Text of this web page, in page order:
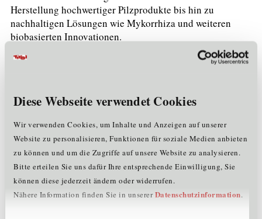
Diese Webseite verwendet Cookies
Wir verwenden Cookies, um Inhalte und Anzeigen auf unserer
Website zu personalisieren, Funktionen für soziale Medien anbieten
zu können und um die Zugriffe auf unsere Website zu analysieren.
Bitte erteilen Sie uns dafür Ihre entsprechende Einwilligung, Sie
können diese jederzeit ändern oder widerrufen.
Nähere Information finden Sie in unsererDatenschutzinformation.
Herstellung hochwertiger Pilzprodukte bis hin zu
nachhaltigen Lösungen wie Mykorrhiza und weiteren
biobasierten Innovationen.
CEO MRCA Mushroom Research Center
Austria GmbH
Kosten
Die Teilnahme an der Veranstaltung ist kostenlos.
Anmeldung
Die Teilnahme ist nur nach vorherigerOnline-Anmeldung
möglich.